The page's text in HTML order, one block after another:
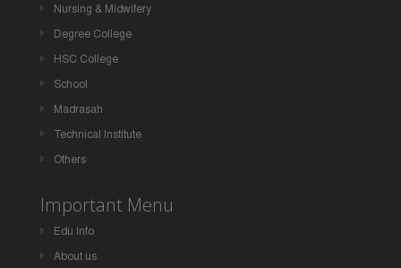
Nursing & Midwifery
Degree College
HSC College
School
Madrasah
Technical Institute
Others
Important Menu
Edu Info
About us